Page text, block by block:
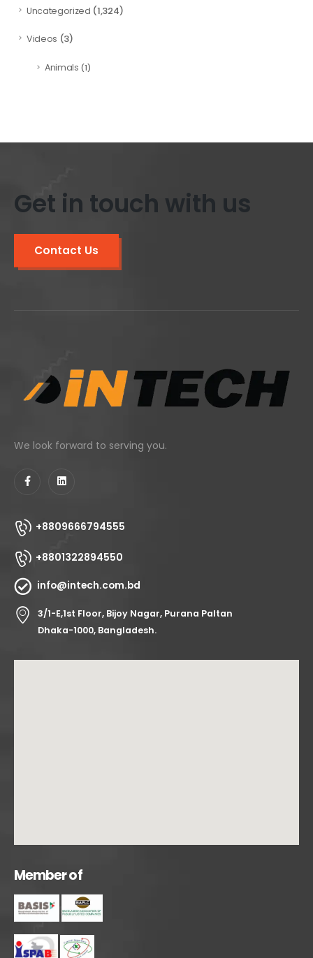
Uncategorized (1,324)
Videos (3)
Animals (1)
Get in touch with us
Contact Us
We look forward to serving you.
+8809666794555
+8801322894550
info@intech.com.bd
3/1-E,1st Floor, Bijoy Nagar, Purana Paltan
Dhaka-1000, Bangladesh.
Memberof